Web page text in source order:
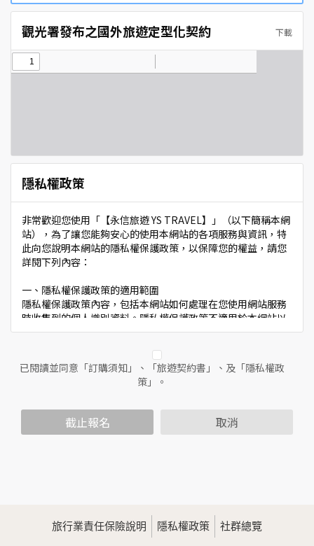
觀光署發布之國外旅遊定型化契約 下載
隱私權政策
非常歡迎您使用「【永信旅遊 YS TRAVEL】」（以下簡稱本網
站），為了讓您能夠安心的使用本網站的各項服務與資訊，特
此向您說明本網站的隱私權保護政策，以保障您的權益，請您
詳閱下列內容：
一、隱私權保護政策的適用範圍
隱私權保護政策內容，包括本網站如何處理在您使用網站服務
時收集到的個人識別資料。隱私權保護政策不適用於本網站以
外的相關連結網站，也不適用於非本網站所委託或參與管理的
二、個人資料的蒐集、處理及利用方式
當您造訪本網站或使用本網站所提供之功能服務時，我們將視
範圍內處理及利用您的個人資料；非經您書面同意，本網站不
會將個人資料用於其他用途。
為提供精確的服務，我們會將收集的問卷調查內容進行統計與
分析，分析結果之統計數據或說明文字呈現，除供內部研究
已閱讀並同意「訂購須知」、「旅遊契約書」、及「隱私權政
策」。
截止報名 取消
旅行業責任保險說明 隱私權政策 社群總覽